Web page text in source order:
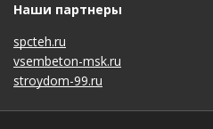
Наши партнеры
spcteh.ru
vsembeton-msk.ru
stroydom-99.ru